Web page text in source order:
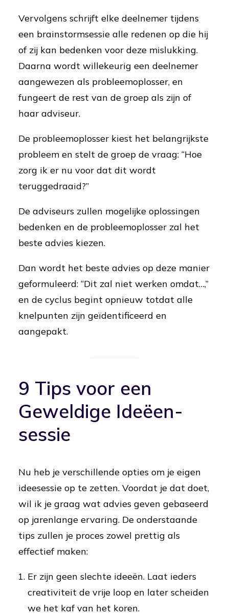
Vervolgens schrijft elke deelnemer tijdens
een brainstormsessie alle redenen op die hij
of zij kan bedenken voor deze mislukking.
Daarna wordt willekeurig een deelnemer
aangewezen als probleemoplosser, en
fungeert de rest van de groep als zijn of
haar adviseur.
De probleemoplosser kiest het belangrijkste
probleem en stelt de groep de vraag: “Hoe
zorg ik er nu voor dat dit wordt
teruggedraaid?”
De adviseurs zullen mogelijke oplossingen
bedenken en de probleemoplosser zal het
beste advies kiezen.
Dan wordt het beste advies op deze manier
geformuleerd: “Dit zal niet werken omdat…,”
en de cyclus begint opnieuw totdat alle
knelpunten zijn geïdentificeerd en
aangepakt.
9 Tips voor een
Geweldige Ideëen-
sessie
Nu heb je verschillende opties om je eigen
ideesessie op te zetten. Voordat je dat doet,
wil ik je graag wat advies geven gebaseerd
op jarenlange ervaring. De onderstaande
tips zullen je proces zowel prettig als
effectief maken:
Er zijn geen slechte ideeën. Laat ieders
creativiteit de vrije loop en later scheiden
we het kaf van het koren.